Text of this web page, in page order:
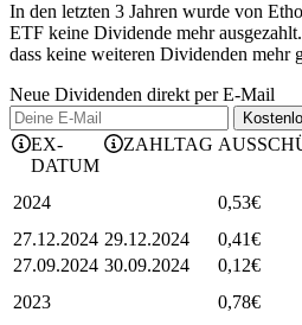
In den letzten 3 Jahren wurde von
ETF keine Dividende mehr
dass keine weiteren Dividenden mehr
Neue Dividenden direkt per E-Mail
EX-
DATUM
ZAHLTAG
2024 0,53€
27.12.2024 29.12.2024 0,41€
27.09.2024 30.09.2024 0,12€
2023
0,78€